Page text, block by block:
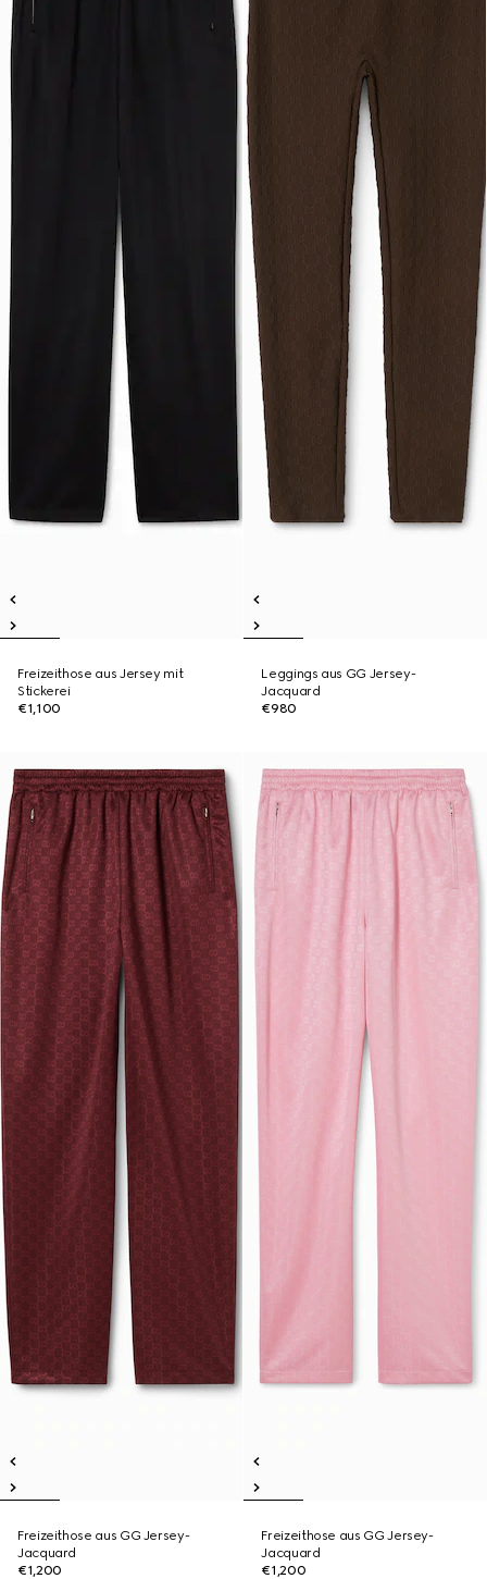
Freizeithose aus Jersey mit
Stickerei
€1,100
Leggings aus GG Jersey-
Jacquard
€980
Freizeithose aus GG Jersey-
Jacquard
€1,200
Freizeithose aus GG Jersey-
Jacquard
€1,200